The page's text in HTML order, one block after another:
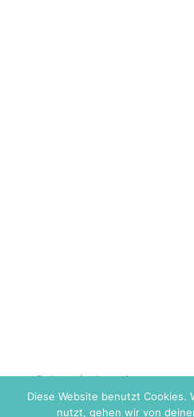
Datenschutz Impressum
Diese Website benutzt Cookies.
nutzt, gehen wir von